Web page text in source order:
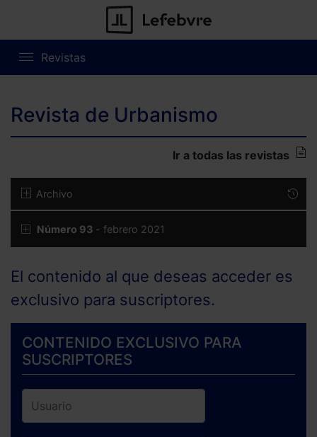
Revistas
Revista de Urbanismo
Ir a todas las revistas
Archivo
Número 93 - febrero 2021
El contenido al que deseas acceder es
exclusivo para suscriptores.
CONTENIDO EXCLUSIVO PARA
SUSCRIPTORES